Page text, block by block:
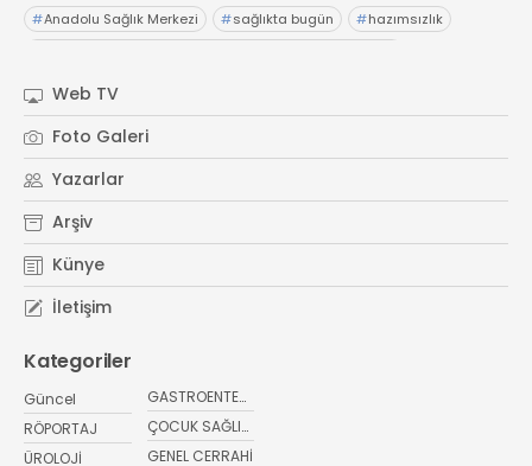
#Anadolu Sağlık Merkezi #sağlıkta bugün #hazımsızlık
# Dr. İsmail Çalıkoğlu
#sağlıkta bugünElensilia Arbutin Serum #K-Land
Web TV
Foto Galeri
Yazarlar
Arşiv
Künye
İletişim
Kategoriler
Güncel
RÖPORTAJ
ÜROLOJİ
GASTROENTEROLOJİ
ÇOCUK SAĞLIĞI VE HASTALIKLARI
GENEL CERRAHİ